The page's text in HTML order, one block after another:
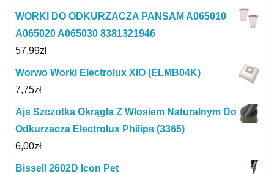
WORKI DO ODKURZACZA PANSAM A065010
A065020 A065030 8381321946
57,99zł
Worwo Worki Electrolux XIO (ELMB04K)
7,75zł
Ajs Szczotka Okrągła Z Włosiem Naturalnym Do
Odkurzacza Electrolux Philips (3365)
6,00zł
Bissell 2602D Icon Pet